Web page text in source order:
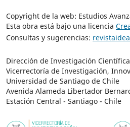
Copyright de la web: Estudios
Esta obra está bajo una licencia
Consultas y sugerencias:
Dirección de Investigación
Vicerrectoría de Investigación,
Universidad de Santiago de Chile
Avenida Alameda Libertador
Estación Central - Santiago - Chile